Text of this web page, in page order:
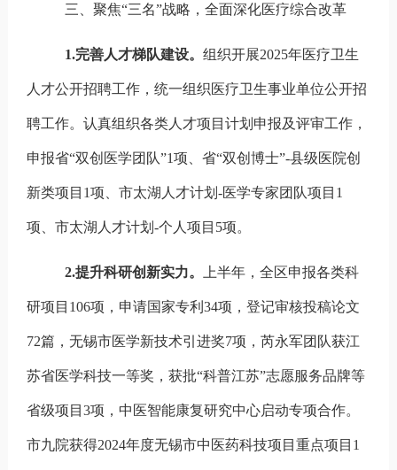
三、聚焦“三名”战略，全面深化医疗综合改革
1.完善人才梯队建设。 组织开展2025年医疗卫生
人才公开招聘工作，统一组织医疗卫生事业单位公开招
聘工作。认真组织各类人才项目计划申报及评审工作，
申报省“双创医学团队”1项、省“双创博士”-县级医院创
新类项目 1项、市太湖人才计划 -医学专家团队项目 1
项、市太湖人才计划 -个人项目 5项。
2.提升科研创新实力。 上半年，全区申报各类科
研项目 106项，申请国家专利 34项，登记审核投稿论文
72篇，无锡市医学新技术引进奖7项，芮永军团队获江
苏省医学科技一等奖，获批“科普江苏”志愿服务品牌等
省级项目 3项，中医智能康复研究中心启动专项合作。
市九院获得2024年度无锡市中医药科技项目重点项目 1